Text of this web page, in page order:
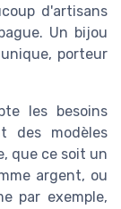
d'artisans
Un bijou
porteur
les besoins
des modèles
que ce soit un
argent, ou
par exemple,